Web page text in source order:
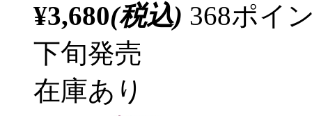
¥3,680(税込) 368ポイ
下旬発売
在庫あり